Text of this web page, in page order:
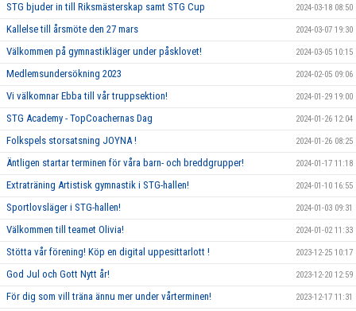
STG bjuder in till Riksmästerskap samt STG Cup 2024-03-18 08:50
Kallelse till årsmöte den 27 mars 2024-03-07 19:30
Välkommen på gymnastikläger under påsklovet! 2024-03-05 10:15
Medlemsundersökning 2023 2024-02-05 09:06
Vi välkomnar Ebba till vår truppsektion! 2024-01-29 19:00
STG Academy - TopCoachernas Dag 2024-01-26 12:04
Folkspels storsatsning JOYNA ! 2024-01-26 08:25
Äntligen startar terminen för våra barn- och breddgrupper! 2024-01-17 11:18
Extraträning Artistisk gymnastik i STG-hallen! 2024-01-10 16:55
Sportlovsläger i STG-hallen! 2024-01-03 09:31
Välkommen till teamet Olivia! 2024-01-02 11:33
Stötta vår förening! Köp en digital uppesittarlott ! 2023-12-25 10:17
God Jul och Gott Nytt år! 2023-12-20 12:59
För dig som vill träna ännu mer under vårterminen! 2023-12-17 11:31